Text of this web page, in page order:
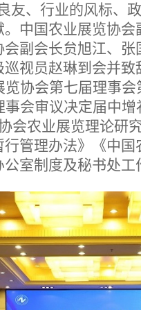
友、行业的风标、
中国农业展览协
副会长贠旭江、
视员赵琳到会并致
协会第七届理事
会审议决定届中
会农业展览理论研
行管理办法》《中
室制度及秘书处工